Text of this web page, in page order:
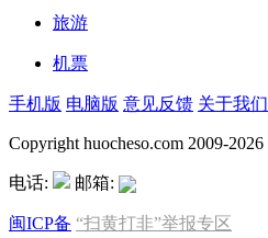
旅游
机票
手机版 电脑版 意见反馈 关于我们
Copyright huocheso.com 2009-2026
电话: 邮箱:
闽ICP备 “扫黄打非”举报专区